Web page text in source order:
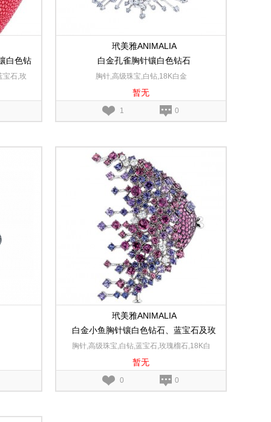
白色钻
宝石,玫
玳美雅ANIMALIA
白金孔雀胸针镶白色钻石
胸针,高级珠宝,白钻,18K白金
暂无
1 0
玳美雅ANIMALIA
白金小鱼胸针镶白色钻石、蓝宝石及玫
瑰榴石
胸针,高级珠宝,白钻,蓝宝石,玫瑰榴石,18K白
金
暂无
0 0